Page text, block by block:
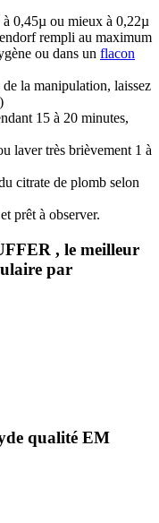
0,45µ ou mieux à 0,22µ
rempli au maximum
ou dans un flacon
la manipulation, laissez
15 à 20 minutes,
laver très brièvement 1 à
citrate de plomb selon
prêt à observer.
, le meilleur
par
qualité EM